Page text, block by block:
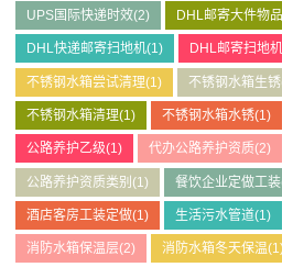
UPS国际快递时效(2) DHL邮寄大件物
DHL快递邮寄扫地机(1) DHL邮寄扫地
不锈钢水箱尝试清理(1) 不锈钢水箱生锈
不锈钢水箱清理(1) 不锈钢水箱水锈(1)
公路养护乙级(1) 代办公路养护资质(2)
公路养护资质类别 (1) 餐饮企业定做工装
酒店客房工装定做(1) 生活污水管道(1)
消防水箱保温层(2) 消防水箱冬天保温